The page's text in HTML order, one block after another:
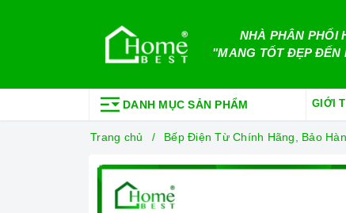
NHÀ PHÂN PHỐI
"MANG TỐT ĐẸP ĐẾN
DANH MỤC SẢN PHẨM GIỚI
Trang chủ Bếp Điện Từ Chính Hãng, Bảo